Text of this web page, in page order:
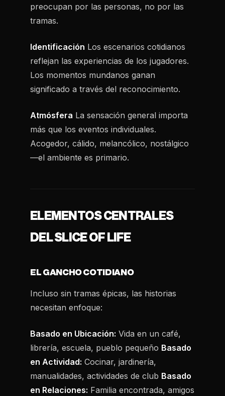
preocupan por las personas, no por las
tramas.
Identificación Los escenarios cotidianos
reflejan las experiencias de los jugadores.
Los momentos mundanos ganan
significado a través del reconocimiento.
Atmósfera La sensación general importa
más que los eventos individuales.
Acogedor, cálido, melancólico, nostálgico
—el ambiente es primario.
ELEMENTOS CENTRALES
DEL SLICE OF LIFE
EL GANCHO COTIDIANO
Incluso sin tramas épicas, las historias
necesitan enfoque:
Basado en Ubicación: Vida en un café,
librería, escuela, pueblo pequeño Basado
en Actividad: Cocinar, jardinería,
manualidades, actividades de club Basado
en Relaciones: Familia encontrada, amigos